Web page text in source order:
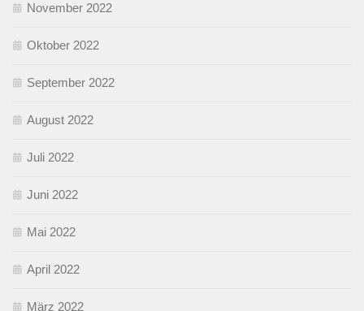
November 2022
Oktober 2022
September 2022
August 2022
Juli 2022
Juni 2022
Mai 2022
April 2022
März 2022